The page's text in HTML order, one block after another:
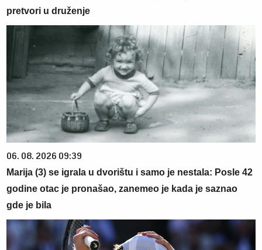
pretvori u druženje
06. 08. 2026 09:39
Marija (3) se igrala u dvorištu i samo je nestala: Posle 42
godine otac je pronašao, zanemeo je kada je saznao
gde je bila